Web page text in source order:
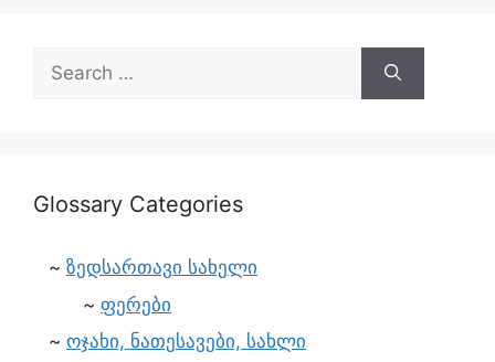
Glossary Categories
ზედსართავი სახელი
ფერები
ოჯახი, ნათესავები, სახლი